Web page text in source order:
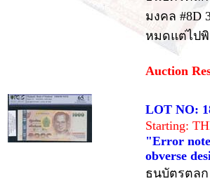
มงคล #8D
หมดแต่ไปพิ
Auction
LOT NO:
Starting:
"Error
obverse
ธนบัตรตลก